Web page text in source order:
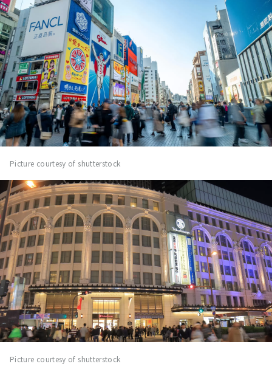
Picture courtesy of shutterstock
Picture courtesy of shutterstock